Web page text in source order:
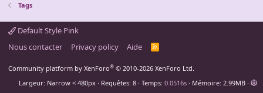
Tags
Default Style Pink
Nous contacter
Privacy policy Aide
R
Community platform by XenForo® © 2010-2026 XenForo Ltd.
Largeur
Requêtes 8 Temps 0.0516s Mémoire 2.99MB